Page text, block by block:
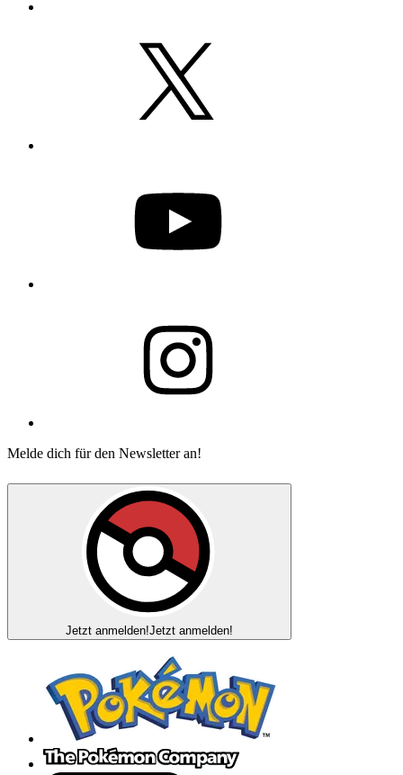
Melde dich für den Newsletter an!
Jetzt anmelden!Jetzt anmelden!